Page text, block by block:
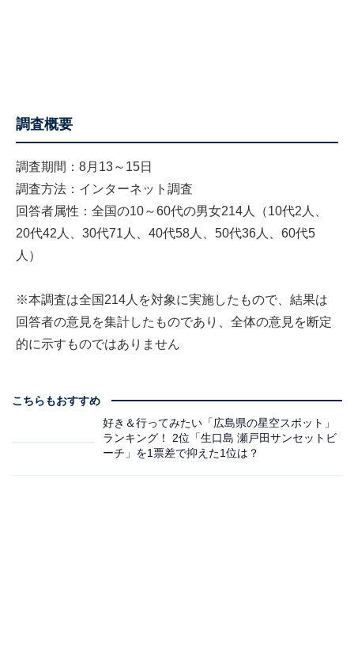
調査概要
調査期間：8月13～15日
調査方法：インターネット調査
回答者属性：全国の10～60代の男女214人（10代2人、
20代42人、30代71人、40代58人、50代36人、60代5
人）
※本調査は全国214人を対象に実施したもので、結果は
回答者の意見を集計したものであり、全体の意見を断定
的に示すものではありません
こちらもおすすめ
好き＆行ってみたい「広島県の星空スポット」
ランキング！ 2位「生口島 瀬戸田サンセットビ
ーチ」を1票差で抑えた1位は？